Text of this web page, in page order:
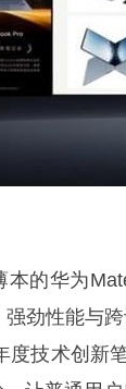
本的华为
劲性能与
度技术创新